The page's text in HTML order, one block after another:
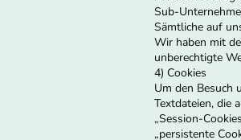
Sub-
Sämtliche auf
Wir haben mit
unberechtigte
4) Cookies
Um den Besuch
Textdateien, die
„Session-
„persistente